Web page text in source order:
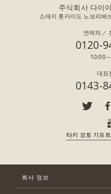
주식회사 다이
소재지 홋카이도 노보리베
연락처／
0120-
10:00
대표
0143-
타키 모토 기프
회사 정보